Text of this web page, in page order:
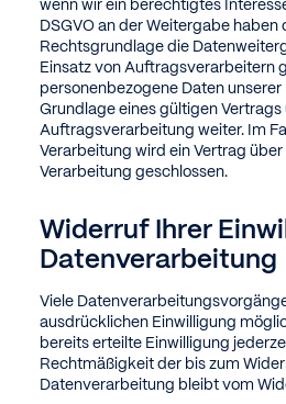
wenn wir ein berechtigtes
DSGVO an der Weitergabe haben
Rechtsgrundlage die
Einsatz von Auftragsverarbeitern
personenbezogene Daten
Grundlage eines gültigen Vertrags
Auftragsverarbeitung weiter. Im
Verarbeitung wird ein Vertrag
Verarbeitung geschlossen.
Widerruf Ihrer
Datenverarbeitung
Viele
ausdrücklichen Einwilligung
bereits erteilte Einwilligung
Rechtmäßigkeit der bis zum
Datenverarbeitung bleibt vom